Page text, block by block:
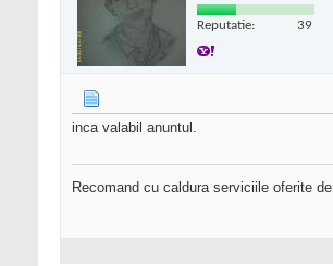
Reputatie: 39
inca valabil anuntul.
Recomand cu caldura serviciile oferite de